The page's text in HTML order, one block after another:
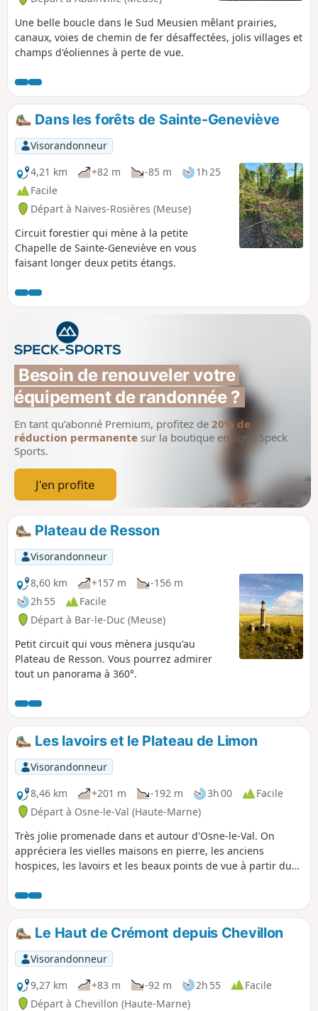
Une belle boucle dans le Sud Meusien mêlant prairies,
canaux, voies de chemin de fer désaffectées, jolis villages et
champs d'éoliennes à perte de vue.
Dans les forêts de Sainte-Geneviève
Visorandonneur
4,21 km
+82 m -85 m
1h 25
Facile
Départ à Naives-Rosières (Meuse)
Circuit forestier qui mène à la petite
Chapelle de Sainte-Geneviève en vous
faisant longer deux petits étangs.
Besoin de renouveler votre
équipement de randonnée ?
En tant qu’abonné Premium, profitez de 20% de
réduction permanente sur la boutique en ligne Speck
Sports.
J'en profite
Plateau de Resson
Visorandonneur
8,60 km
+157 m
-156 m
2h 55
Facile
Départ à Bar-le-Duc (Meuse)
Petit circuit qui vous mènera jusqu'au
Plateau de Resson. Vous pourrez admirer
tout un panorama à 360°.
Les lavoirs et le Plateau de Limon
Visorandonneur
8,46 km
+201 m -192 m 3h 00
Facile
Départ à Osne-le-Val (Haute-Marne)
Très jolie promenade dans et autour d'Osne-le-Val. On
appréciera les vielles maisons en pierre, les anciens
hospices, les lavoirs et les beaux points de vue à partir du
Le Haut de Crémont depuis Chevillon
Visorandonneur
9,27 km
+83 m -92 m 2h 55
Facile
Départ à Chevillon (Haute-Marne)